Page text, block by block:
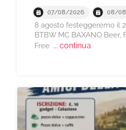
07/08/2026 08/
8 agosto festeggeremo il
BTBW MC BAXANO Beer,
Free... continua